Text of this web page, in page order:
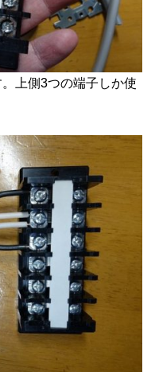
上側3つの端子しか使